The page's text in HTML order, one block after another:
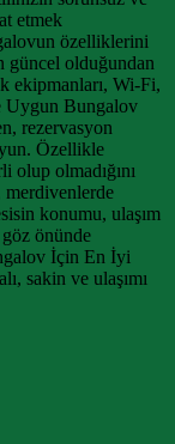
etmek
özelliklerini
güncel olduğundan
ekipmanları, Wi-Fi,
Uygun Bungalov
rezervasyon
Özellikle
olmadığını
merdivenlerde
konumu, ulaşım
önünde
İçin En İyi
sakin ve ulaşımı